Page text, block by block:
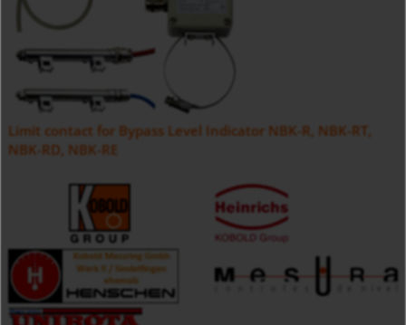
Limit contact for Bypass Level Indicator NBK-R, NBK-RT,
NBK-RD, NBK-RE